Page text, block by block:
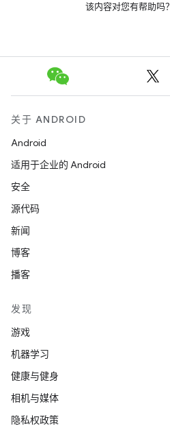
该内容对您有帮助吗？
关于 ANDROID
Android
适用于企业的 Android
安全
源代码
新闻
博客
播客
发现
游戏
机器学习
健康与健身
相机与媒体
隐私权政策